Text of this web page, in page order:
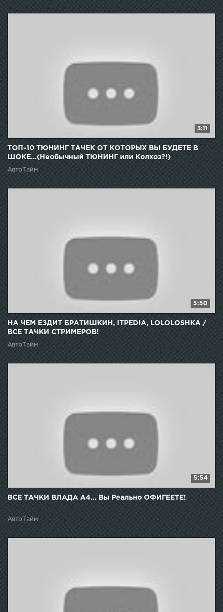
3:11
ТОП-10 ТЮНИНГ ТАЧЕК ОТ КОТОРЫХ ВЫ БУДЕТЕ В
ШОКЕ...(Необычный ТЮНИНГ или Колхоз?!)
АвтоТайм
5:50
НА ЧЕМ ЕЗДИТ БРАТИШКИН, ITPEDIA, LOLOLOSHKA /
ВСЕ ТАЧКИ СТРИМЕРОВ!
АвтоТайм
5:54
ВСЕ ТАЧКИ ВЛАДА А4... Вы Реально ОФИГЕЕТЕ!
АвтоТайм